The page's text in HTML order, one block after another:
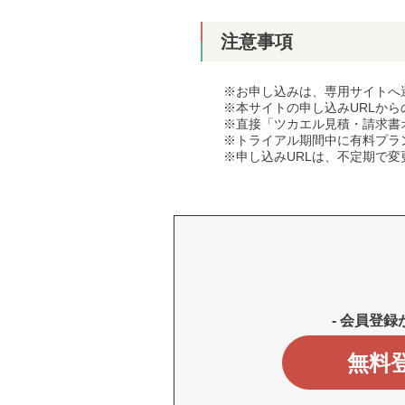
注意事項
※お申し込みは、専用サイトへ
※本サイトの申し込みURLから
※直接「ツカエル見積・請求書
※トライアル期間中に有料プラ
※申し込みURLは、不定期で変
- 会員登録
無料